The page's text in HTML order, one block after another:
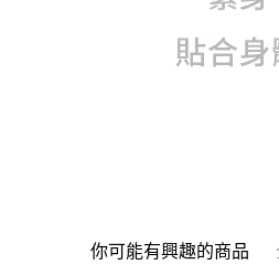
你可能有興趣的商品